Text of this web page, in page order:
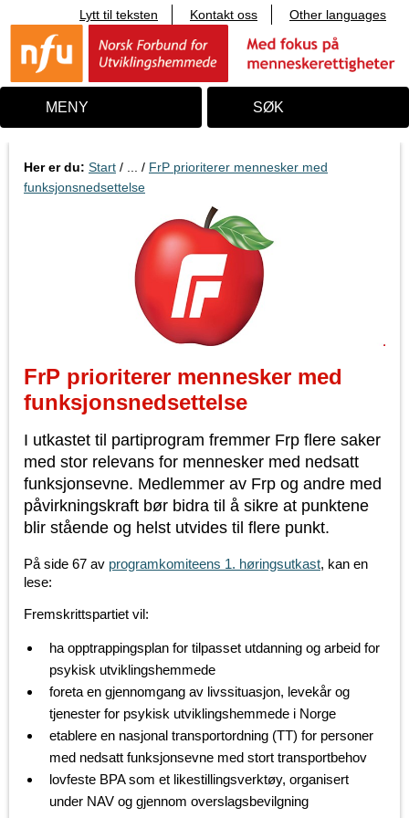
i
n
o
Lytt til teksten Kontakt oss Other languages
MENY SØK
Her er du: Start / ... / FrP prioriterer mennesker med
funksjonsnedsettelse
FrP prioriterer mennesker med
funksjonsnedsettelse
I utkastet til partiprogram fremmer Frp flere saker
med stor relevans for mennesker med nedsatt
funksjonsevne. Medlemmer av Frp og andre med
påvirkningskraft bør bidra til å sikre at punktene
blir stående og helst utvides til flere punkt.
På side 67 av programkomiteens 1. høringsutkast, kan en
lese:
Fremskrittspartiet vil:
ha opptrappingsplan for tilpasset utdanning og arbeid for
psykisk utviklingshemmede
foreta en gjennomgang av livssituasjon, levekår og
tjenester for psykisk utviklingshemmede i Norge
etablere en nasjonal transportordning (TT) for personer
med nedsatt funksjonsevne med stort transportbehov
lovfeste BPA som et likestillingsverktøy, organisert
under NAV og gjennom overslagsbevilgning